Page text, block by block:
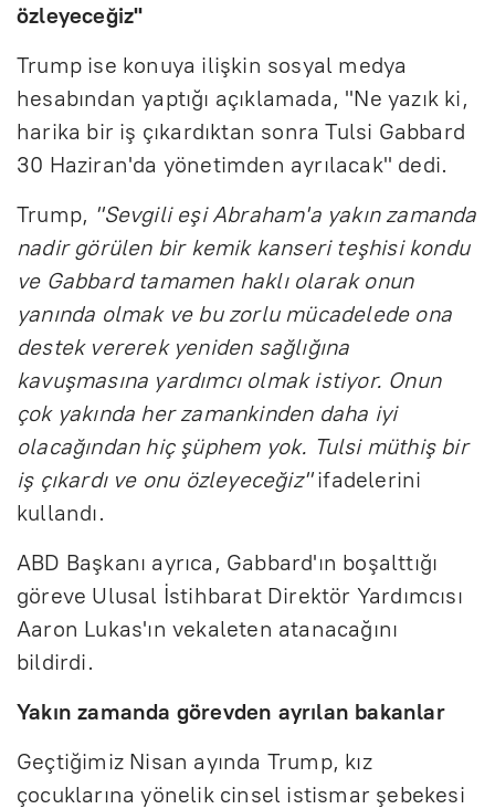
özleyeceğiz"
Trump ise konuya ilişkin sosyal medya
hesabından yaptığı açıklamada, "Ne yazık ki,
harika bir iş çıkardıktan sonra Tulsi Gabbard
30 Haziran'da yönetimden ayrılacak" dedi.
Trump, "Sevgili eşi Abraham'a yakın zamanda
nadir görülen bir kemik kanseri teşhisi kondu
ve Gabbard tamamen haklı olarak onun
yanında olmak ve bu zorlu mücadelede ona
destek vererek yeniden sağlığına
kavuşmasına yardımcı olmak istiyor. Onun
çok yakında her zamankinden daha iyi
olacağından hiç şüphem yok. Tulsi müthiş bir
iş çıkardı ve onu özleyeceğiz"ifadelerini
kullandı.
ABD Başkanı ayrıca, Gabbard'ın boşalttığı
göreve Ulusal İstihbarat Direktör Yardımcısı
Aaron Lukas'ın vekaleten atanacağını
bildirdi.
Yakın zamanda görevden ayrılan bakanlar
Geçtiğimiz Nisan ayında Trump, kız
çocuklarına yönelik cinsel istismar şebekesi